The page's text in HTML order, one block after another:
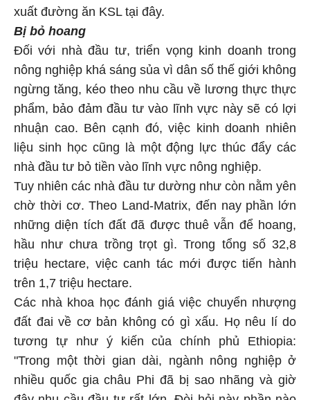
xuất đường ăn KSL tại đây.
Bị bỏ hoang
Đối với nhà đầu tư, triển vọng kinh doanh trong
nông nghiệp khá sáng sủa vì dân số thế giới không
ngừng tăng, kéo theo nhu cầu về lương thực thực
phẩm, bảo đảm đầu tư vào lĩnh vực này sẽ có lợi
nhuận cao. Bên cạnh đó, việc kinh doanh nhiên
liệu sinh học cũng là một động lực thúc đẩy các
nhà đầu tư bỏ tiền vào lĩnh vực nông nghiệp.
Tuy nhiên các nhà đầu tư dường như còn nằm yên
chờ thời cơ. Theo Land-Matrix, đến nay phần lớn
những diện tích đất đã được thuê vẫn để hoang,
hầu như chưa trồng trọt gì. Trong tổng số 32,8
triệu hectare, việc canh tác mới được tiến hành
trên 1,7 triệu hectare.
Các nhà khoa học đánh giá việc chuyển nhượng
đất đai về cơ bản không có gì xấu. Họ nêu lí do
tương tự như ý kiến của chính phủ Ethiopia:
"Trong một thời gian dài, ngành nông nghiệp ở
nhiều quốc gia châu Phi đã bị sao nhãng và giờ